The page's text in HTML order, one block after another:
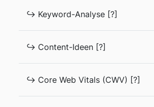
↪ Keyword-Analyse [?]
↪ Content-Ideen [?]
↪ Core Web Vitals (CWV) [?]